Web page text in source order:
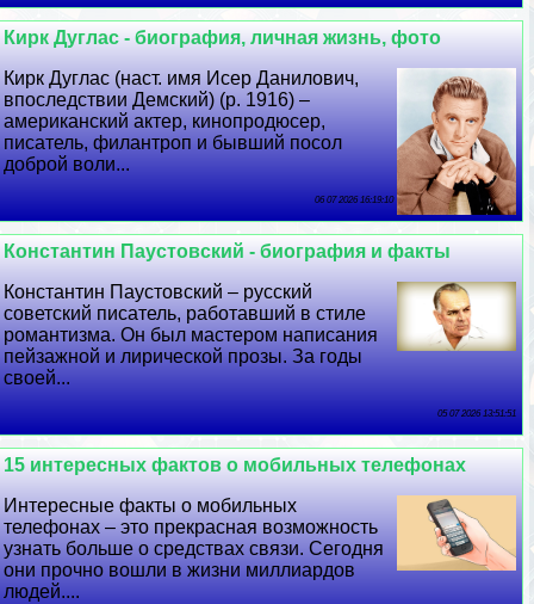
Кирк Дуглас - биография, личная жизнь, фото
Кирк Дуглас (наст. имя Исер Данилович,
впоследствии Демский) (р. 1916) –
американский актер, кинопродюсер,
писатель, филантроп и бывший посол
доброй воли...
06 07 2026 16:19:10
Константин Паустовский - биография и факты
Константин Паустовский – русский
советский писатель, работавший в стиле
романтизма. Он был мастером написания
пейзажной и лирической прозы. За годы
своей...
05 07 2026 13:51:51
15 интересных фактов о мобильных телефонах
Интересные факты о мобильных
телефонах – это прекрасная возможность
узнать больше о средствах связи. Сегодня
они прочно вошли в жизни миллиардов
людей....